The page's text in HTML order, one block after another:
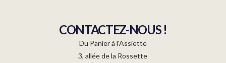
CONTACTEZ-NOUS !
Du Panier à l'Assiette
3, allée de la Rossette